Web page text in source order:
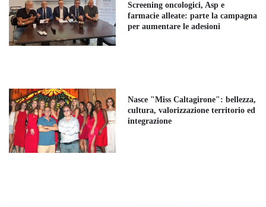
Screening oncologici, Asp e
farmacie alleate: parte la campagna
per aumentare le adesioni
Nasce "Miss Caltagirone": bellezza,
cultura, valorizzazione territorio ed
integrazione